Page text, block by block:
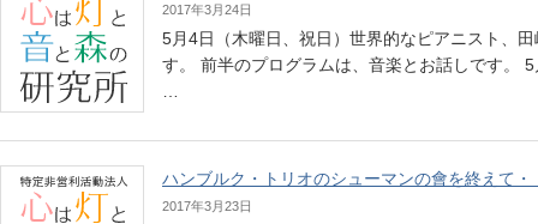
2017年3月24日
5月4日（木曜日、祝日）世界的なピアニスト、
す。 前半のプログラムは、音楽とお話しです。
ハンブルク・トリオのシューマンの會を終えて・
2017年3月23日